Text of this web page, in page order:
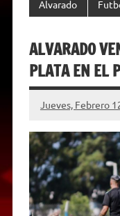
Alvarado
ALVARADO
PLATA EN EL
Jueves, Febrero